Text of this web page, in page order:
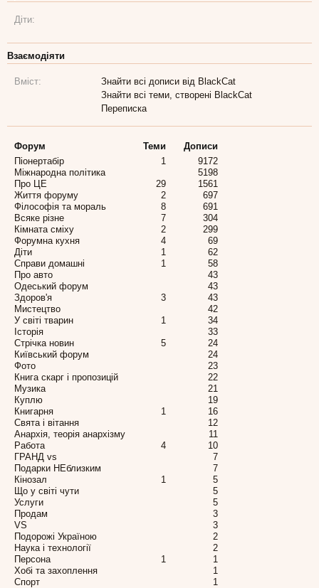
Діти:
Взаємодіяти
Вміст:
Знайти всі дописи від BlackCat
Знайти всі теми, створені BlackCat
Переписка
Форум Теми
Дописи
Піонертабір
1
9172
Міжнародна політика
5198
Про ЦЕ
29
1561
Життя форуму
2
697
Філософія та мораль
8
691
Всяке різне
7
304
Кімната сміху
2
299
Форумна кухня
4
69
Діти
1
62
Справи домашні
1
58
Про авто
43
Одеський форум
43
Здоров'я
3
43
Мистецтво
42
У світі тварин
1
34
Історія
33
Стрічка новин
5
24
Київський форум
24
Фото
23
Книга скарг і пропозицій
22
Музика
21
Куплю
19
Книгарня
1
16
Свята і вітання
12
Анархія, теорія анархізму
11
Работа
4
10
ГРАНД vs
7
Подарки НЕблизким
7
Кінозал
1
5
Що у світі чути
5
Услуги
5
Продам
3
VS
3
Подорожі Україною
2
Наука і технології
2
Персона
1
1
Хобі та захоплення
1
Спорт
1